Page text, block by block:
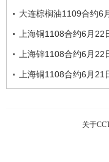
大连棕榈油1109合约6
上海铜1108合约6月
上海锌1108合约6月
上海铜1108合约6月
关于